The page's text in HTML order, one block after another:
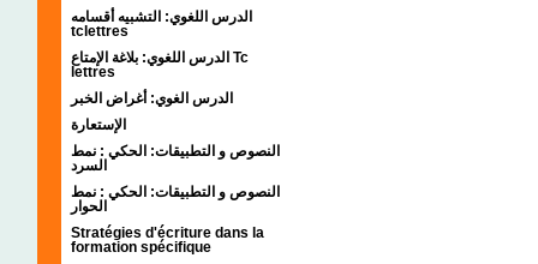
الدرس اللغوي: التشبيه أقسامه
tclettres
الدرس اللغوي: بلاغة الإمتاع Tc
lettres
الدرس الغوي: أغراض الخبر
الإستعارة
النصوص و التطبيقات: الحكي : نمط
السرد
النصوص و التطبيقات: الحكي : نمط
الحوار
Stratégies d'écriture dans la
formation spécifique